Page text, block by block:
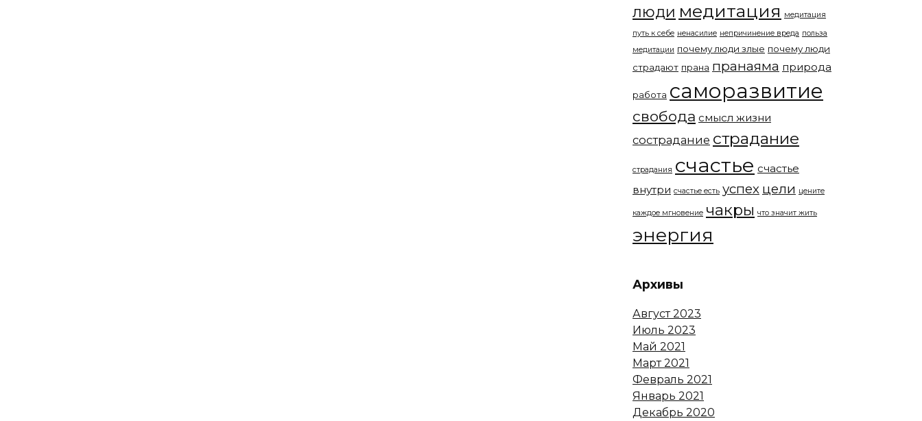
люди медитация медитация
путь к себе ненасилие непричинение вреда польза
медитации почему люди злые почему люди
страдают прана пранаяма природа
работа саморазвитие
свобода смысл жизни
сострадание страдание
страдания счастье счастье
внутри счастье есть успех цели цените
каждое мгновение чакры что значит жить
энергия
Архивы
Август 2023
Июль 2023
Май 2021
Март 2021
Февраль 2021
Январь 2021
Декабрь 2020